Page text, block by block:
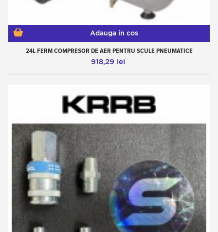
pentru vopsirea
momeală
Pistole recomandate pentru vopseaua de
dimensiune.
Bineînțeles, mini-pistoalele sunt instrumente
excelente, cu toate că duza lor este mai subțire
provoca unele ușoare dificultăți la vopsirea
produselor groase și vâscoase, cum ar fi
grundurile.
Oferim arme pentru vopsirea aparatelor de
pescuit în toate gamele de prețuri. Toate armele
noastre sunt exacte și eficiente.
Pictorii obișnuiți care sunt dedicați pasiunii lor au
de obicei mai multe arme. Fiecare este rezervat
pentru un anumit produs, pentru a evita
contaminarea și pentru a permite o lucrare foarte
de exemplu, se poate folosi un pistol standard
mare pentru pulverizarea produselor care nu
necesită o precizie mare, cum ar fi grunduri,
Adauga in cos
24L FERM COMPRESOR DE AER PENTRU SCULE PNEUMATICE
918,29 lei